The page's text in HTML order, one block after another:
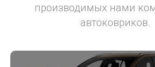
производимых нами
автоковриков.